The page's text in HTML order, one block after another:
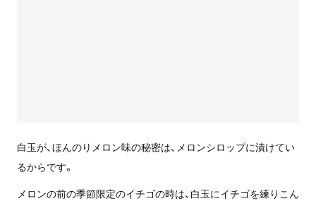
白玉が、ほんのりメロン味の秘密は、メロンシロップに漬けてい
るからです。
メロンの前の季節限定のイチゴの時は、白玉にイチゴを練りこん